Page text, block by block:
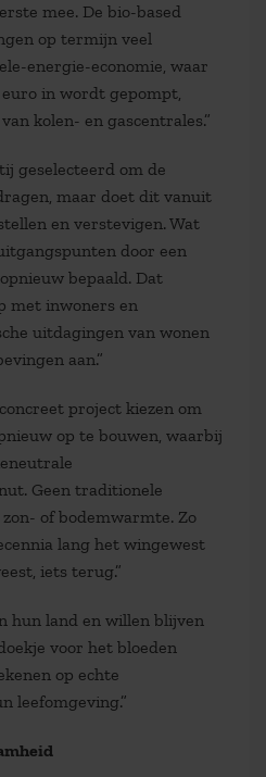
mee. De bio-based
op termijn veel
energie-economie, waar
in wordt gepompt,
kolen- en gascentrales.”
geselecteerd om de
maar doet dit vanuit
en verstevigen. Wat
door een
bepaald. Dat
met inwoners en
uitdagingen van wonen
aan.”
project kiezen om
op te bouwen, waarbij
Geen traditionele
of bodemwarmte. Zo
lang het wingewest
iets terug.”
hun land en willen blijven
voor het bloeden
op echte
leefomgeving.”